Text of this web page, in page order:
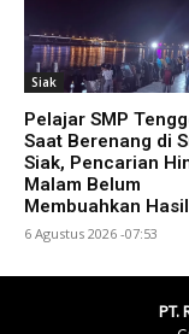
Siak
Pelajar SMP
Saat Berenang di
Siak, Pencarian
Malam Belum
Membuahkan Hasil
6 Agustus 2026 -07:53
PT.